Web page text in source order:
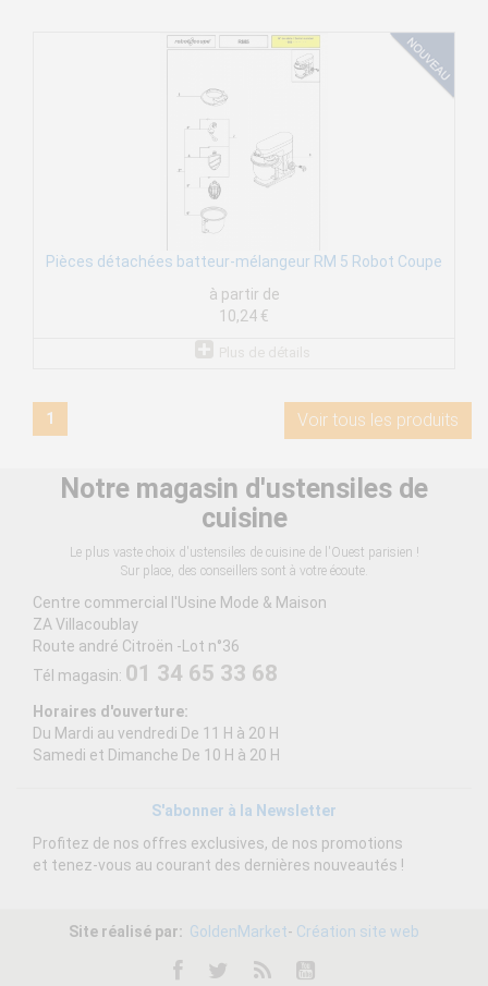
Pièces détachées batteur-mélangeur RM 5 Robot Coupe
à partir de
10,24 €
1 Voir tous les produits
Notre magasin d'ustensiles de
cuisine
Le plus vaste choix d'ustensiles de cuisine de l'Ouest parisien !
Sur place, des conseillers sont à votre écoute.
Centre commercial l'Usine Mode & Maison
ZA Villacoublay
Route andré Citroën -Lot n°36
Tél magasin: 01 34 65 33 68
Horaires d'ouverture:
Du Mardi au vendredi De 11 H à 20 H
Samedi et Dimanche De 10 H à 20 H
S'abonner à la Newsletter
Profitez de nos offres exclusives, de nos promotions
et tenez-vous au courant des dernières nouveautés !
Site réalisé par: GoldenMarket- Création site web